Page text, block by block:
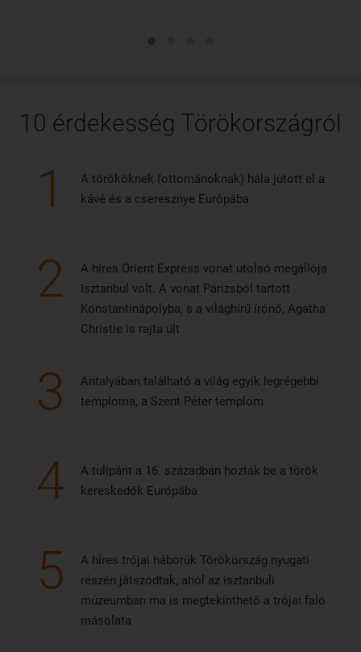
10 érdekesség Törökországról
1
A törököknek (ottománoknak) hála jutott el a
kávé és a cseresznye Európába
2
A híres Orient Express vonat utolsó megállója
Isztanbul volt. A vonat Párizsból tartott
Konstantinápolyba, s a világhírű írónő, Agatha
Christie is rajta ült
3
Antalyában található a világ egyik legrégebbi
temploma, a Szent Péter templom
4
A tulipánt a 16. században hozták be a török
kereskedők Európába
5
A híres trójai háborúk Törökország nyugati
részén játszódtak, ahol az isztanbuli
múzeumban ma is megtekinthető a trójai faló
másolata